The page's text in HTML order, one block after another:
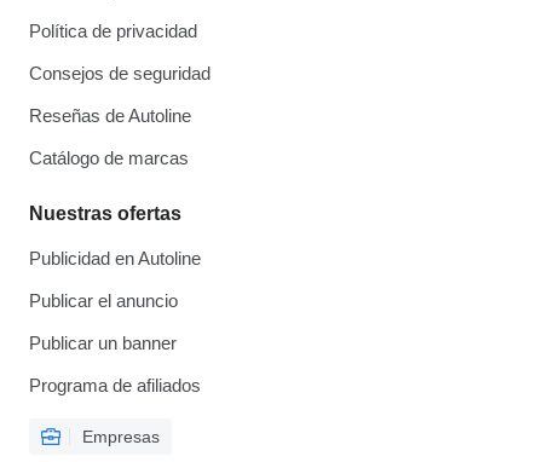
Política de privacidad
Consejos de seguridad
Reseñas de Autoline
Catálogo de marcas
Nuestras ofertas
Publicidad en Autoline
Publicar el anuncio
Publicar un banner
Programa de afiliados
Empresas